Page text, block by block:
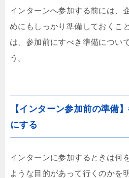
インターンへ参加する前には、
めにもしっかり準備しておくこ
は、参加前にすべき準備につい
う。
【インターン参加前の準備
にする
インターンに参加するときは何
ような目的があって行くのかを